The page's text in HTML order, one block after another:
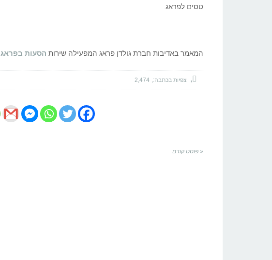
טסים לפראג.
המאמר באדיבות חברת גולדן פראג המפעילה שירות הסעות בפראג
צפיות בכתבה: 2,474
« פוסט קודם